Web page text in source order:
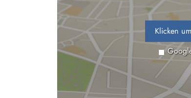
Klicken